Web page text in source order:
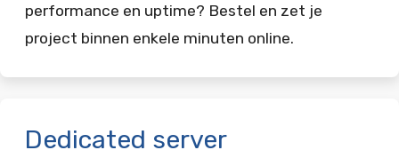
performance en uptime? Bestel en zet je
project binnen enkele minuten online.
Dedicated server